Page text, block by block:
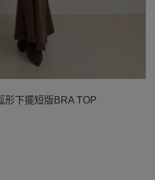
形下擺短版BRA TOP